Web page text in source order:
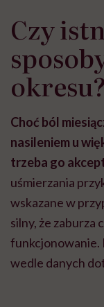
Czy
okresu?
Choć ból
nasileniem u
trzeba go
uśmierzania
wskazane w
silny, że zaburza
funkcjonowanie.
wedle danych